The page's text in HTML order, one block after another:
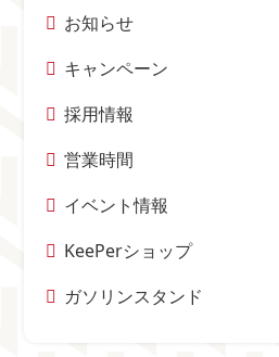
お知らせ
キャンペーン
採用情報
営業時間
イベント情報
KeePerショップ
ガソリンスタンド